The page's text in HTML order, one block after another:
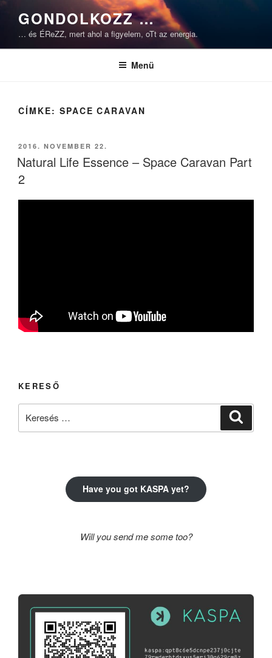
Tartalomhoz
GONDOLKOZZ …
… és ÉReZZ, mert ahol a figyelem, oTt az energia.
Menü
CÍMKE: SPACE CARAVAN
BEKÜLDVE:
2016. NOVEMBER 22.
Natural Life Essence – Space Caravan Part
2
KERESŐ
Have you got KASPA yet?
Will you send me some too?